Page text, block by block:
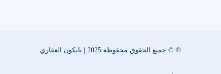
© © جميع الحقوق محفوظة 2025 | تايكون العقاري